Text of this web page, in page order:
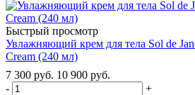
Быстрый просмотр
Увлажняющий крем для тела Sol de
Cream (240 мл)
7 300 руб. 10 900 руб.
-
+